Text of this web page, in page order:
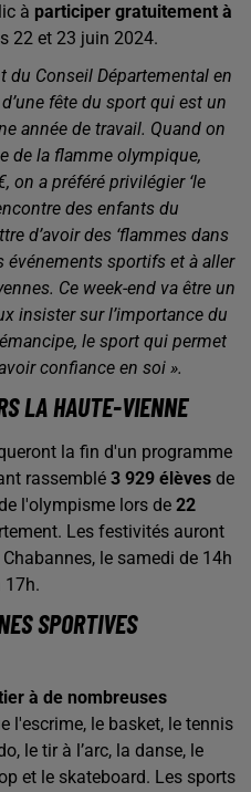
à participer gratuitement à
22 et 23 juin 2024.
du Conseil Départemental en
fête du sport qui est un
année de travail. Quand on
de la flamme olympique,
on a préféré privilégier ‘le
des enfants du
d’avoir des ‘flammes dans
événements sportifs et à aller
Ce week-end va être un
insister sur l’importance du
le sport qui permet
confiance en soi ».
LA HAUTE-VIENNE
la fin d'un programme
rassemblé 3 929 élèves de
l'olympisme lors de 22
Les festivités auront
le samedi de 14h
17h.
SPORTIVES
à de nombreuses
l'escrime, le basket, le tennis
le tir à l’arc, la danse, le
et le skateboard. Les sports